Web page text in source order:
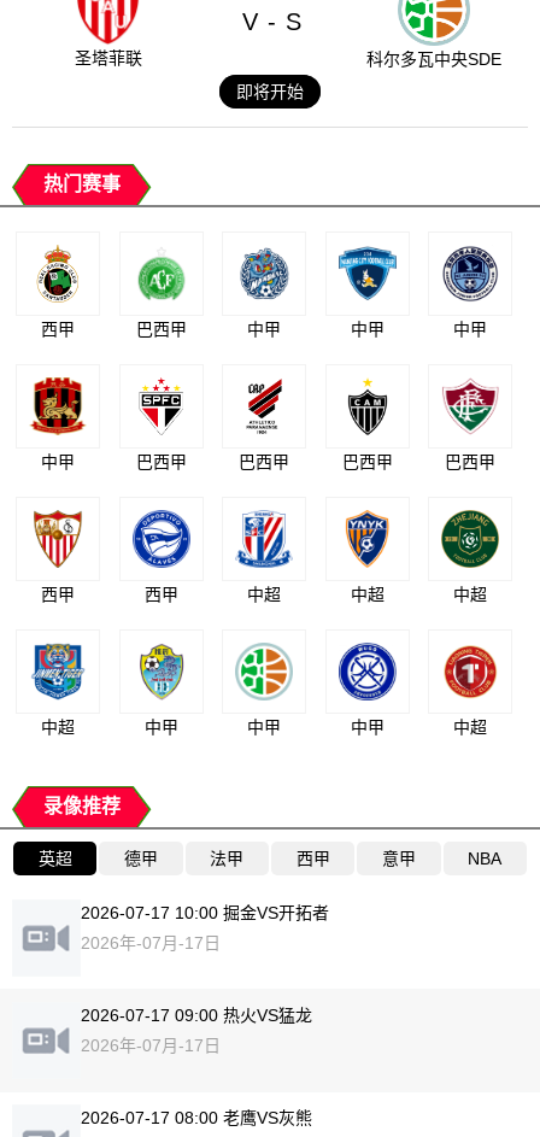
圣塔菲联
V - S
科尔多瓦中央SDE
即将开始
热门赛事
西甲 巴西甲 中甲 中甲 中甲
中甲 巴西甲 巴西甲 巴西甲 巴西甲
西甲 西甲 中超 中超 中超
中超 中甲 中甲 中甲 中超
录像推荐
英超 德甲 法甲 西甲 意甲 NBA
2026-07-17 10:00 掘金VS开拓者
2026年-07月-17日
2026-07-17 09:00 热火VS猛龙
2026年-07月-17日
2026-07-17 08:00 老鹰VS灰熊